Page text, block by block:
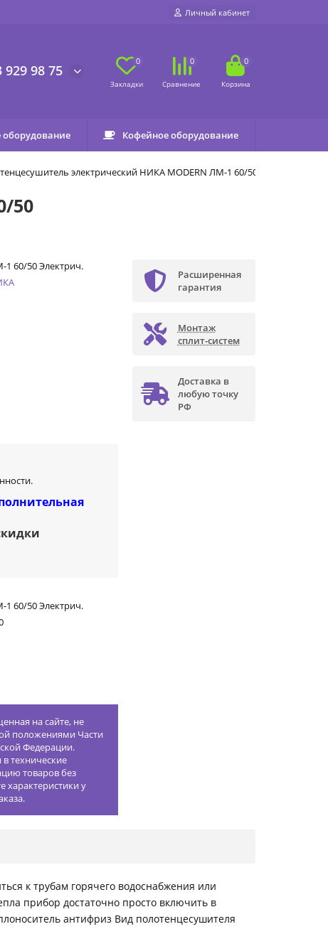
Личный кабинет
929 98 75
0 0 0
Кофейное оборудование
электрический НИКА MODERN ЛМ-1 60/50
50
1 60/50 Электрич.
1 60/50 Электрич.
на сайте, не
положениями Части
Федерации.
технические
товаров без
характеристики у
Расширенная
гарантия
Монтаж
сплит-систем
Доставка в
любую точку
РФ
к трубам горячего водоснабжения или
прибор достаточно просто включить в
антифриз Вид полотенцесушителя